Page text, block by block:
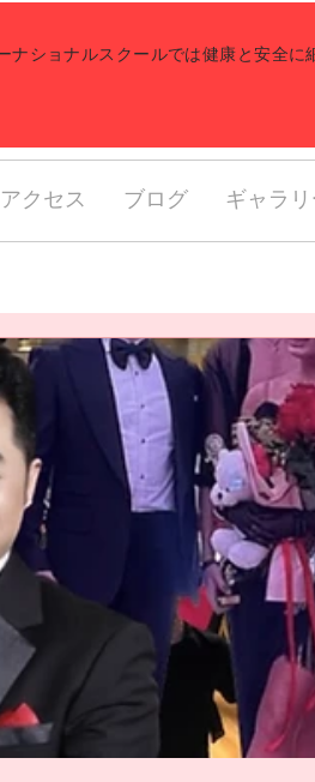
ナショナルスクールでは健康と安全
アクセス ブログ ギャラ